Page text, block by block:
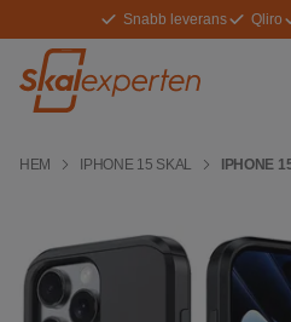
Snabb leverans Qliro
HEM IPHONE 15 SKAL IPHONE